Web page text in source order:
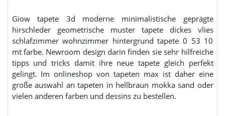
Giow tapete 3d moderne minimalistische geprägte
hirschleder geometrische muster tapete dickes vlies
schlafzimmer wohnzimmer hintergrund tapete 0 53 10
mt farbe. Newroom design darin finden sie sehr hilfreiche
tipps und tricks damit ihre neue tapete gleich perfekt
gelingt. Im onlineshop von tapeten max ist daher eine
große auswahl an tapeten in hellbraun mokka sand oder
vielen anderen farben und dessins zu bestellen.